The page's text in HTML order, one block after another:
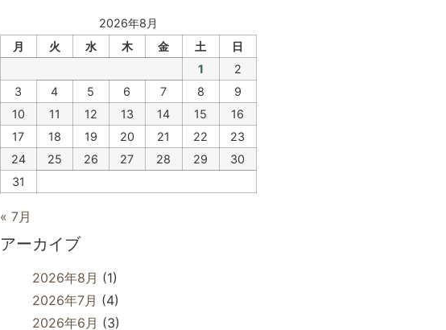
2026年8月
月
火 水 木 金 土
日
1
2
3
4 5 6 7 8
9
10
11 12 13 14 15
16
17
18 19 20 21 22
23
24
25 26 27 28 29
30
31
« 7月
アーカイブ
2026年8月 (1)
2026年7月 (4)
2026年6月 (3)